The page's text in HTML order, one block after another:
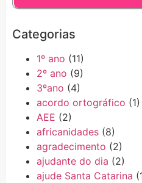
Categorias
1º ano (11)
2º ano (9)
3ºano (4)
acordo ortográfico (1)
AEE (2)
africanidades (8)
agradecimento (2)
ajudante do dia (2)
ajude Santa Catarina